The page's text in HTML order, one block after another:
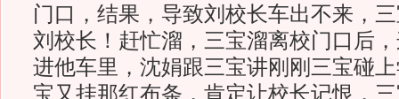
门口，结果，导致刘校长车出不来，
刘校长！赶忙溜，三宝溜离校门口后
进他车里，沈娟跟三宝讲刚刚三宝碰
宝又挂那红布条，肯定让校长记恨，